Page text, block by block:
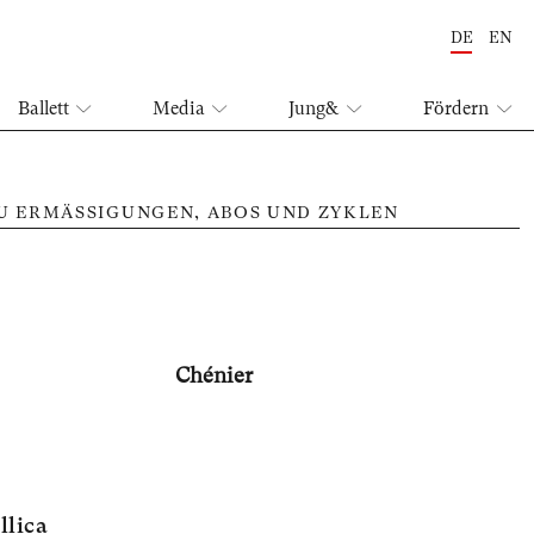
DE EN
Ballett Media Jung& Fördern
ERMÄSSIGUNGEN, ABOS UND ZYKLEN
Chénier